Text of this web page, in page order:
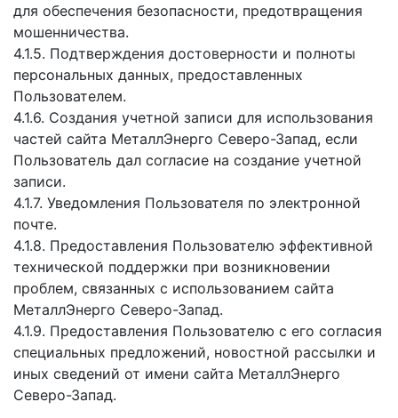
для обеспечения безопасности, предотвращения
мошенничества.
4.1.5. Подтверждения достоверности и полноты
персональных данных, предоставленных
Пользователем.
4.1.6. Создания учетной записи для использования
частей сайта МеталлЭнерго Северо-Запад, если
Пользователь дал согласие на создание учетной
записи.
4.1.7. Уведомления Пользователя по электронной
почте.
4.1.8. Предоставления Пользователю эффективной
технической поддержки при возникновении
проблем, связанных с использованием сайта
МеталлЭнерго Северо-Запад.
4.1.9. Предоставления Пользователю с его согласия
специальных предложений, новостной рассылки и
иных сведений от имени сайта МеталлЭнерго
Северо-Запад.